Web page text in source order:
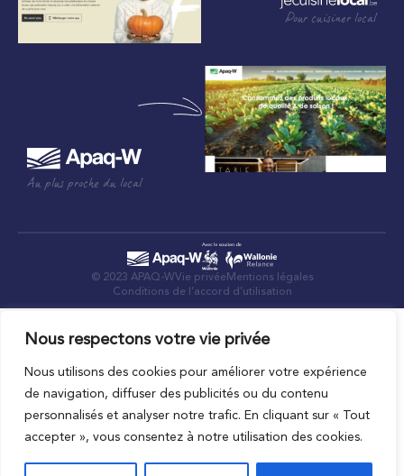
Nous respectons votre vie privée
Nous utilisons des cookies pour améliorer votre expérience
de navigation, diffuser des publicités ou du contenu
personnalisés et analyser notre trafic. En cliquant sur « Tout
accepter », vous consentez à notre utilisation des cookies.
Pour cuisiner local
Au plus proche du local
© 2023 APAQ-WVie privée Mentions légales
Conditions de l’accord d’utilisation